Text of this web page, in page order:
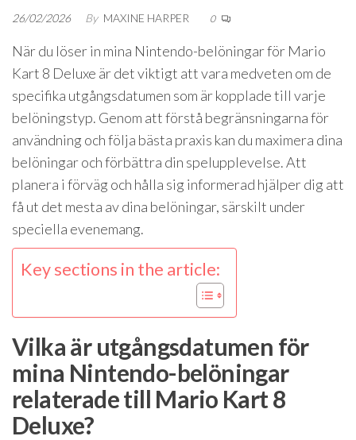
26/02/2026 By MAXINE HARPER 0
När du löser in mina Nintendo-belöningar för Mario
Kart 8 Deluxe är det viktigt att vara medveten om de
specifika utgångsdatumen som är kopplade till varje
belöningstyp. Genom att förstå begränsningarna för
användning och följa bästa praxis kan du maximera dina
belöningar och förbättra din spelupplevelse. Att
planera i förväg och hålla sig informerad hjälper dig att
få ut det mesta av dina belöningar, särskilt under
speciella evenemang.
Key sections in the article:
Vilka är utgångsdatumen för
mina Nintendo-belöningar
relaterade till Mario Kart 8
Deluxe?